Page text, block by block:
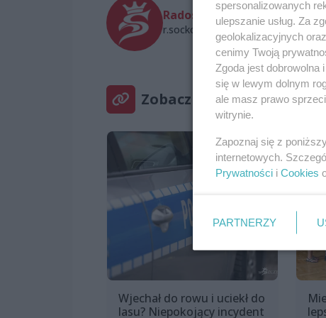
Radosław Soćko
r.socko@wszczecinie.pl
Zobacz też
Wjechał do rowu i uciekł do
lasu? Niepokojący incydent
spersonalizowanych
ulepszanie usług. Za
geolokalizacyjnych
cenimy Twoją
Zgoda jest
się w lewym dolnym
ale masz prawo
witrynie.
Zapoznaj się z
internetowych.
Prywatności i Cookies
PARTNERZY